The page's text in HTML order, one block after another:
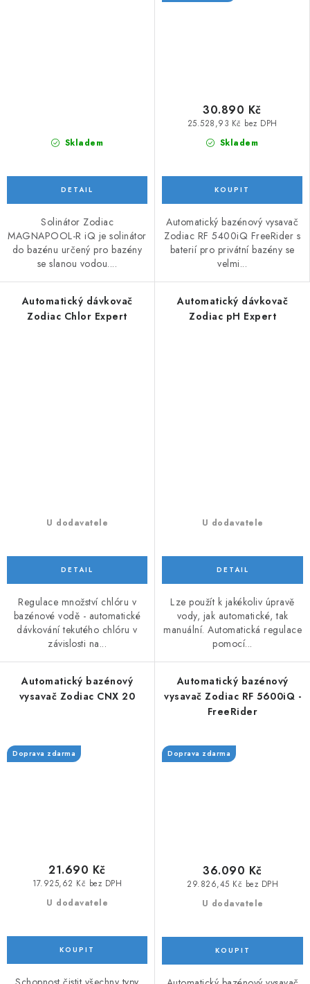
Skladem
Solinátor Zodiac
MAGNAPOOL-R iQ je solinátor
do bazénu určený pro bazény
se slanou vodou....
Skladem
25.528,93 Kč bez DPH
30.890 Kč
Automatický bazénový vysavač
Zodiac RF 5400iQ FreeRider s
baterií pro privátní bazény se
velmi...
Automatický dávkovač
Zodiac Chlor Expert
U dodavatele
Regulace množství chlóru v
bazénové vodě - automatické
dávkování tekutého chlóru v
závislosti na...
Automatický dávkovač
Zodiac pH Expert
U dodavatele
Lze použít k jakékoliv úpravě
vody, jak automatické, tak
manuální. Automatická regulace
pomocí...
Automatický bazénový
vysavač Zodiac CNX 20
Doprava zdarma
U dodavatele
17.925,62 Kč bez DPH
21.690 Kč
Automatický bazénový
vysavač Zodiac RF 5600iQ -
FreeRider
Doprava zdarma
U dodavatele
29.826,45 Kč bez DPH
36.090 Kč